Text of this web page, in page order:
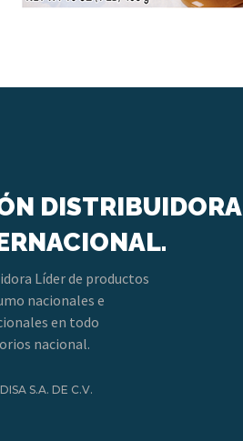
DISTRIBUIDORA
Líder de productos
nacionales e
en todo
nacional.
S.A. DE C.V.